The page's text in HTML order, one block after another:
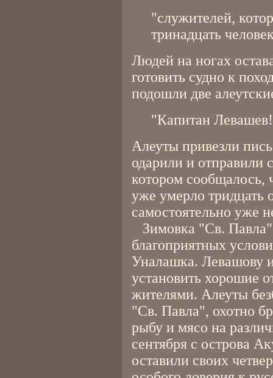
"служителей,
тринадцать
Людей на ногах
готовить судно к
подошли две
"Капитан
Алеуты привезли
одарили и отправили
котором сообщалось,
уже умерло тридцать
самостоятельно уже
Зимовка "Св. Павла"
благоприятных
Уналашка. Левашову
установить хорошие
жителями. Алеуты
"Св. Павла", охотно
рыбу и мясо на
сентября с острова
оставили своих